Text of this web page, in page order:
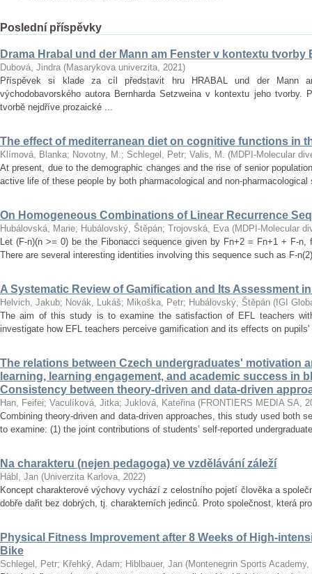
Poslední příspěvky
Drama Hrabal und der Mann am Fenster v kontextu tvorby
Dubová, Jindra (Masarykova univerzita, 2021)
Příspěvek si klade za cíl představit hru HRABAL und der Mann
východobavorského autora Bernharda Setzweina v kontextu jeho tvorby.
tvorbě nejdříve prozaické ...
The effect of mediterranean diet on cognitive functions in
Klímová, Blanka; Novotny, M.; Schlegel, Petr; Valis, M. (MDPI-Molecular
At present, due to the demographic changes and the rise of senior
active life of these people by both pharmacological and
On Homogeneous Combinations of Linear Recurrence
Hubálovská, Marie; Hubálovský, Štěpán; Trojovská, Eva (MDPI-Molecular
Let (F-n)(n >= 0) be the Fibonacci sequence given by Fn+2 = Fn+1 + F-
There are several interesting identities involving this sequence such as F-
A Systematic Review of Gamification and Its Assessment
Helvich, Jakub; Novák, Lukáš; Mikoška, Petr; Hubálovský, Štěpán ( IGI
The aim of this study is to examine the satisfaction of EFL teachers
investigate how EFL teachers perceive gamification and its effects on
The relations between Czech undergraduates' motivation
learning, learning engagement, and academic success in
Consistency between theory-driven and data-driven
Han, Feifei; Vaculíková, Jitka; Juklová, Kateřina (FRONTIERS MEDIA SA,
Combining theory-driven and data-driven approaches, this study used both
to examine: (1) the joint contributions of students’ self-reported
Na charakteru (nejen pedagoga) ve vzdělávání záleží
Hábl, Jan (Univerzita Karlova, 2022)
Koncept charakterové výchovy vychází z celostního pojetí člověka a
dobře dařit bez dobrých, tj. charakterních jedinců. Proto společnost, která
Physical Fitness Improvement after 8 Weeks of High-
Bike
Schlegel, Petr; Křehký, Adam; Hiblbauer, Jan (Montenegrin Sports Academy,